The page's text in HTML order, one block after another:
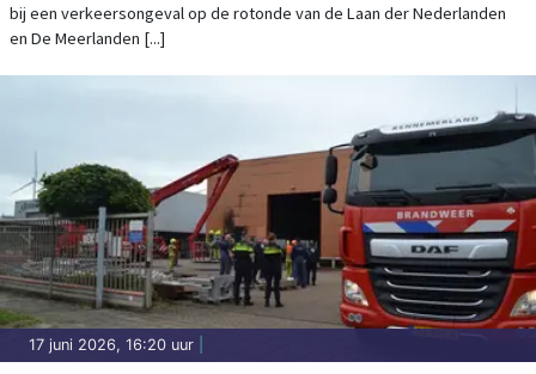
bij een verkeersongeval op de rotonde van de Laan der Nederlanden
en De Meerlanden [...]
17 juni 2026, 16:20 uur